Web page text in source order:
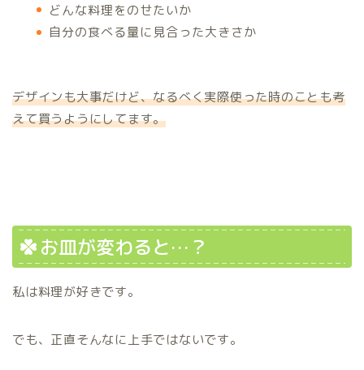
どんな料理をのせたいか
自分の食べる量に見合った大きさか
デザインも大事だけど、なるべく実際使った時のことも考
えて買うようにしてます。
お皿が変わると…？
私は料理が好きです。
でも、正直そんなに上手ではないです。